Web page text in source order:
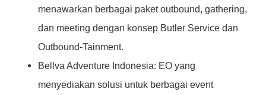
menawarkan berbagai paket outbound, gathering,
dan meeting dengan konsep Butler Service dan
Outbound-Tainment.
Bellva Adventure Indonesia: EO yang
menyediakan solusi untuk berbagai event